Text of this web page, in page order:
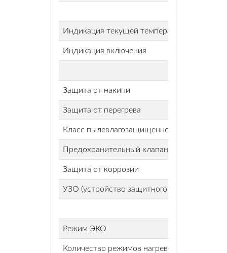
Индикация текущей температуры
Индикация включения
Защита от накипи
Защита от перегрева
Класс пылевлагозащищенности
Предохранительный клапан давления
Защита от коррозии
УЗО (устройство защитного отключения)
Режим ЭКО
Количество режимов нагрева